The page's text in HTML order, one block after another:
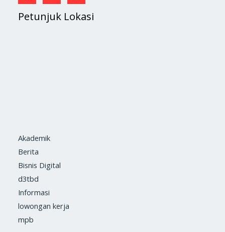
Petunjuk Lokasi
Akademik
Berita
Bisnis Digital
d3tbd
Informasi
lowongan kerja
mpb